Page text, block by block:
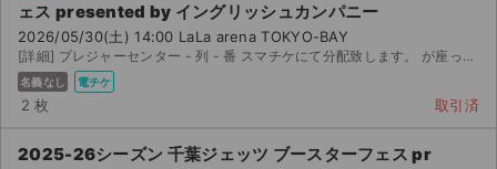
お知らせ
ェス presented by イングリッシュカンパニー
2026/05/30(土) 14:00 LaLa arena TOKYO-BAY
[詳細] プレジャーセンター - 列 - 番 スマチケにて分配致します。 が座っている席の真...
名義なし 電チケ
2 枚 取引済
2025-26シーズン 千葉ジェッツ ブースターフェス pr